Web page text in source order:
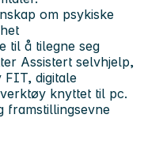
om psykiske
til å tilegne seg
Assistert selvhjelp,
FIT, digitale
knyttet til pc.
framstillingsevne